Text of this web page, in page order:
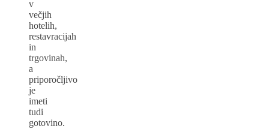
v
večjih
hotelih,
restavracijah
in
trgovinah,
a
priporočljivo
je
imeti
tudi
gotovino.